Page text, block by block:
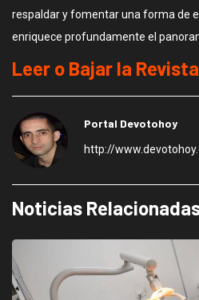
respaldar y fomentar una forma de
enriquece profundamente el
Leer o Bajar la
Portal Devotohoy
http://
Noticias